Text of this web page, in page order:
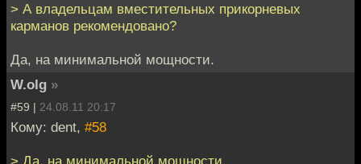
> А владельцам вместительных прикорневых
карманов рекомендовано?
Да, на минимальной мощности.
W.olg »
#59 | 24.08.11 20:17
Кому: dent, #58